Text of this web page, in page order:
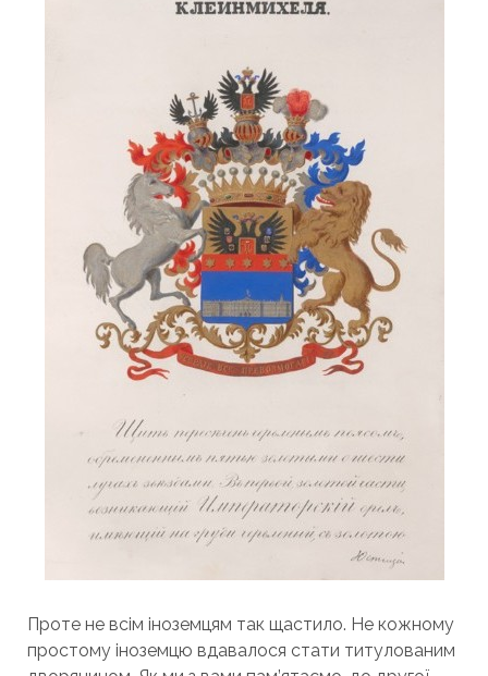
Проте не всім іноземцям так щастило. Не кожному
простому іноземцю вдавалося стати титулованим